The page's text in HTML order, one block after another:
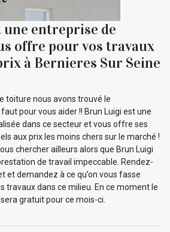
entreprise de
offre pour vos travaux
à Bernieres Sur Seine
toiture nous avons trouvé le
pour vous aider !! Brun Luigi est une
dans ce secteur et vous offre ses
aux prix les moins chers sur le marché !
chercher ailleurs alors que Brun Luigi
de travail impeccable. Rendez-
et demandez à ce qu’on vous fasse
travaux dans ce milieu. En ce moment le
gratuit pour ce mois-ci.